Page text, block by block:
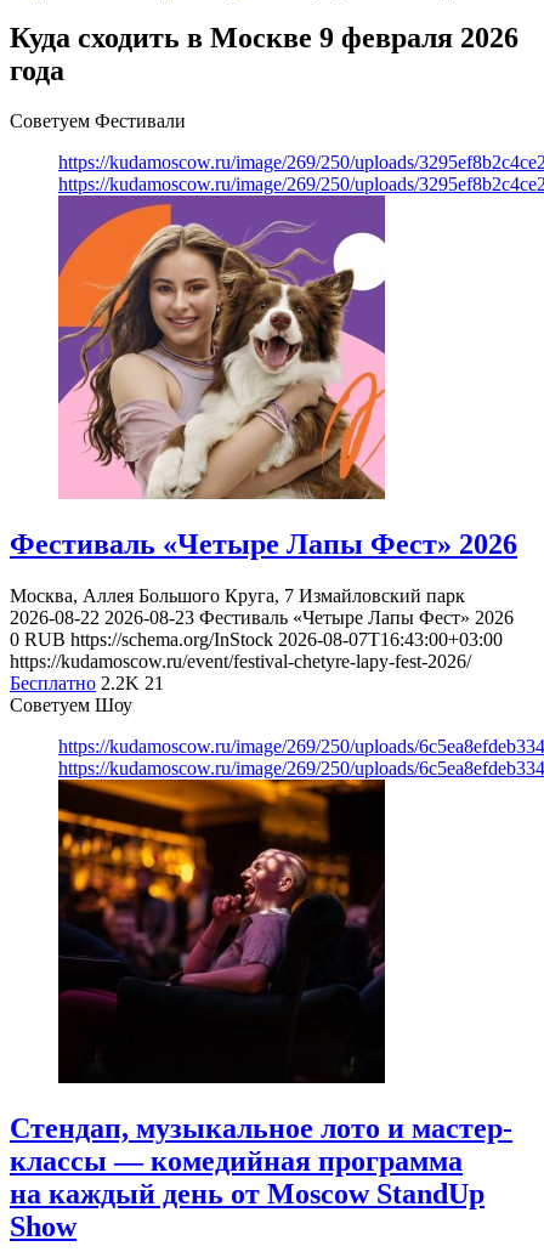
Куда сходить в Москве 9 февраля 2026
года
Советуем Фестивали
https://kudamoscow.ru/image/269/250/uploads/
https://kudamoscow.ru/image/269/250/uploads/
Фестиваль «Четыре Лапы Фест» 2026
Москва, Аллея Большого Круга, 7 Измайловский парк
2026-08-22 2026-08-23 Фестиваль «Четыре Лапы Фест» 2026
0 RUB https://schema.org/InStock 2026-08-07T16:43:00+03:00
https://kudamoscow.ru/event/festival-chetyre-lapy-fest-2026/
Бесплатно 2.2K 21
Советуем Шоу
https://kudamoscow.ru/image/269/250/uploads/
https://kudamoscow.ru/image/269/250/uploads/
Стендап, музыкальное лото и мастер-
классы — комедийная программа
на каждый день от Moscow StandUp
Show